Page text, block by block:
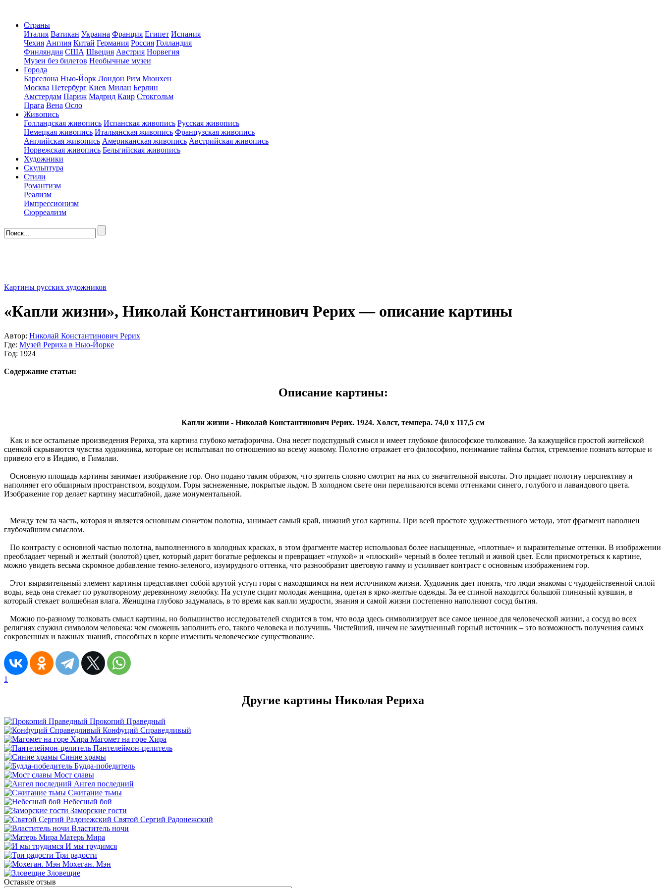
Страны
Италия Ватикан Украина Франция Египет Испания
Чехия Англия Китай Германия Россия Голландия
Финляндия США Швеция Австрия Норвегия
Музеи без билетов Необычные музеи
Города
Барселона Нью-Йорк Лондон Рим Мюнхен
Москва Петербург Киев Милан Берлин
Амстердам Париж Мадрид Каир Стокгольм
Прага Вена Осло
Живопись
Голландская живопись Испанская живопись Русская живопись
Немецкая живопись Итальянская живопись Французская живопись
Английская живопись Американская живопись Австрийская живопись
Норвежская живопись Бельгийская живопись
Художники
Скульптура
Стили
Романтизм
Реализм
Импрессионизм
Сюрреализм
Картины русских художников
«Капли жизни», Николай Константинович Рерих — описание картины
Автор: Николай Константинович Рерих
Где: Музей Рериха в Нью-Йорке
Год: 1924
Содержание статьи:
Описание картины:
Капли жизни - Николай Константинович Рерих. 1924. Холст, темпера. 74,0 x 117,5 см
Как и все остальные произведения Рериха, эта картина глубоко метафорична. Она несет подспудный смысл и имеет глубокое философское толкование. За кажущейся простой житейской
сценкой скрываются чувства художника, которые он испытывал по отношению ко всему живому. Полотно отражает его философию, понимание тайны бытия, стремление познать которые и
привело его в Индию, в Гималаи.
Основную площадь картины занимает изображение гор. Оно подано таким образом, что зритель словно смотрит на них со значительной высоты. Это придает полотну перспективу и
наполняет его обширным пространством, воздухом. Горы заснеженные, покрытые льдом. В холодном свете они переливаются всеми оттенками синего, голубого и лавандового цвета.
Изображение гор делает картину масштабной, даже монументальной.
Между тем та часть, которая и является основным сюжетом полотна, занимает самый край, нижний угол картины. При всей простоте художественного метода, этот фрагмент наполнен
глубочайшим смыслом.
По контрасту с основной частью полотна, выполненного в холодных красках, в этом фрагменте мастер использовал более насыщенные, «плотные» и выразительные оттенки. В изображении
преобладает черный и желтый (золотой) цвет, который дарит богатые рефлексы и превращает «глухой» и «плоский» черный в более теплый и живой цвет. Если присмотреться к картине,
можно увидеть весьма скромное добавление темно-зеленого, изумрудного оттенка, что разнообразит цветовую гамму и усиливает контраст с основным изображением гор.
Этот выразительный элемент картины представляет собой крутой уступ горы с находящимся на нем источником жизни. Художник дает понять, что люди знакомы с чудодейственной силой
воды, ведь она стекает по рукотворному деревянному желобку. На уступе сидит молодая женщина, одетая в ярко-желтые одежды. За ее спиной находится большой глиняный кувшин, в
который стекает волшебная влага. Женщина глубоко задумалась, в то время как капли мудрости, знания и самой жизни постепенно наполняют сосуд бытия.
Можно по-разному толковать смысл картины, но большинство исследователей сходится в том, что вода здесь символизирует все самое ценное для человеческой жизни, а сосуд во всех
религиях служил символом человека: чем сможешь заполнить его, такого человека и получишь. Чистейший, ничем не замутненный горный источник – это возможность получения самых
сокровенных и важных знаний, способных в корне изменить человеческое существование.
1
Другие картины Николая Рериха
Прокопий Праведный
Конфуций Справедливый
Магомет на горе Хира
Пантелеймон-целитель
Синие храмы
Будда-победитель
Мост славы
Ангел последний
Сжигание тьмы
Небесный бой
Заморские гости
Святой Сергий Радонежский
Властитель ночи
Матерь Мира
И мы трудимся
Три радости
Мохеган. Мэн
Зловещие
Оставьте отзыв